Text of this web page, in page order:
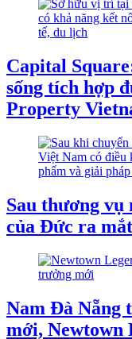
Capital
sống tích hợp
Property
Sau thương
của Đức ra
Nam Đà Nẵng
mới, Newtown